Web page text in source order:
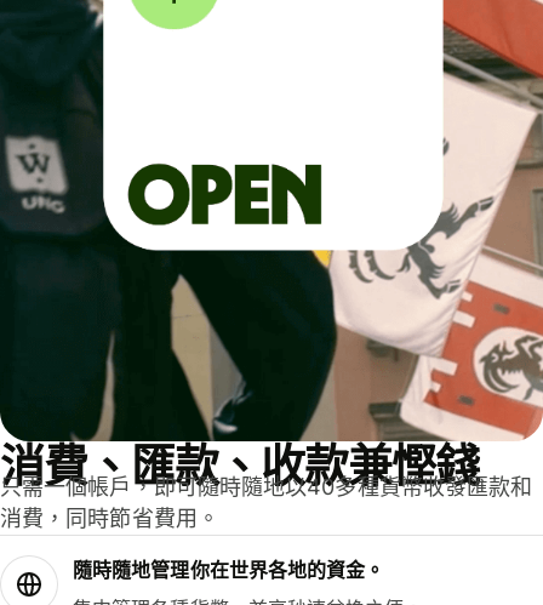
消費、匯款、收款兼慳錢
只需一個帳戶，即可隨時隨地以40多種貨幣收發匯款和
消費，同時節省費用。
隨時隨地管理你在世界各地的資金。